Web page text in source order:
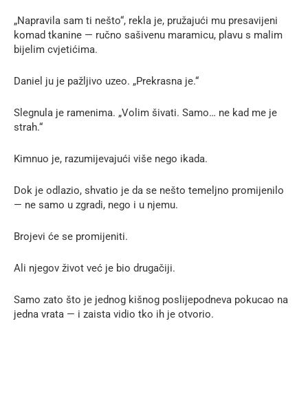
„Napravila sam ti nešto“, rekla je, pružajući mu presavijeni
komad tkanine — ručno sašivenu maramicu, plavu s malim
bijelim cvjetićima.
Daniel ju je pažljivo uzeo. „Prekrasna je.“
Slegnula je ramenima. „Volim šivati. Samo… ne kad me je
strah.“
Kimnuo je, razumijevajući više nego ikada.
Dok je odlazio, shvatio je da se nešto temeljno promijenilo
— ne samo u zgradi, nego i u njemu.
Brojevi će se promijeniti.
Ali njegov život već je bio drugačiji.
Samo zato što je jednog kišnog poslijepodneva pokucao na
jedna vrata — i zaista vidio tko ih je otvorio.